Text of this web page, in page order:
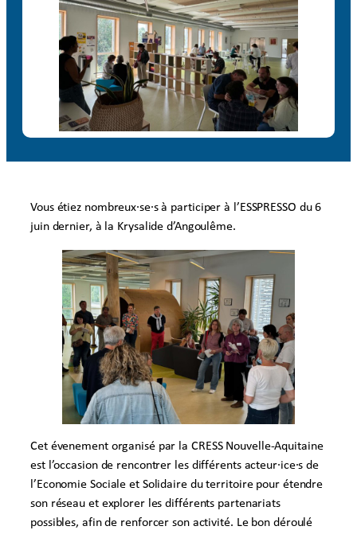
Vous étiez nombreux·se·s à participer à l’ESSPRESSO du 6
juin dernier, à la Krysalide d’Angoulême.
Cet évenement organisé par la CRESS Nouvelle-Aquitaine
est l’occasion de rencontrer les différents acteur·ice·s de
l’Economie Sociale et Solidaire du territoire pour étendre
son réseau et explorer les différents partenariats
possibles, afin de renforcer son activité. Le bon déroulé